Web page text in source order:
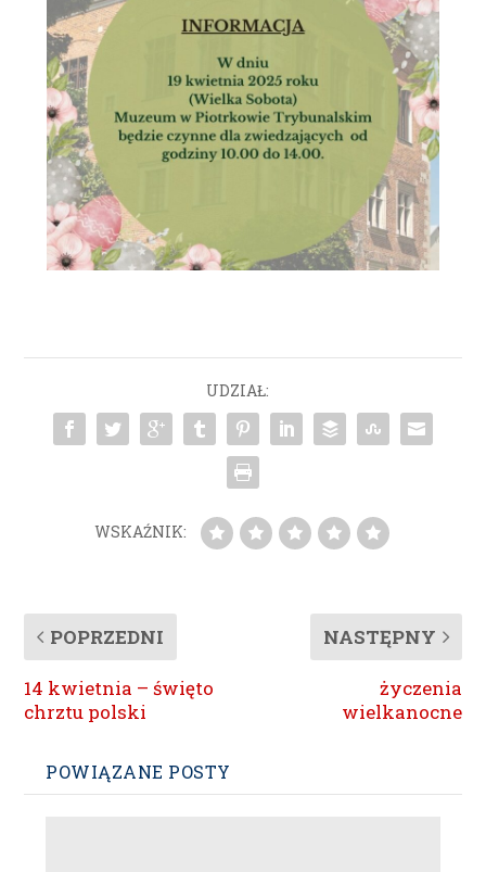
UDZIAŁ:
WSKAŹNIK:
POPRZEDNI
14 kwietnia – święto
chrztu polski
NASTĘPNY
życzenia
wielkanocne
POWIĄZANE POSTY